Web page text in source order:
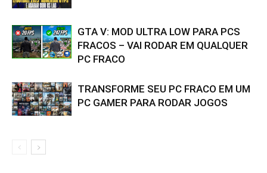
GTA V: MOD ULTRA LOW PARA PCS
FRACOS – VAI RODAR EM QUALQUER
PC FRACO
TRANSFORME SEU PC FRACO EM UM
PC GAMER PARA RODAR JOGOS